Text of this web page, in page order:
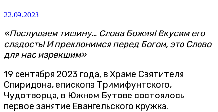
22.09.2023
«Послушаем тишину… Слова Божия! Вкусим его
сладость! И преклонимся перед Богом, это Слово
для нас изрекшим»
19 сентября 2023 года, в Храме Святителя
Спиридона, епископа Тримифунтского,
Чудотворца, в Южном Бутове состоялось
первое занятие Евангельского кружка.